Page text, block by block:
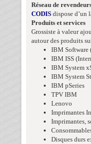
Réseau de
CODIS dispose d’un
Produits et services
Grossiste à valeur
autour des produits
IBM Software
IBM ISS
IBM System
IBM System
IBM pSeries
TPV IBM
Lenovo
Imprimantes
Imprimantes,
Disques durs